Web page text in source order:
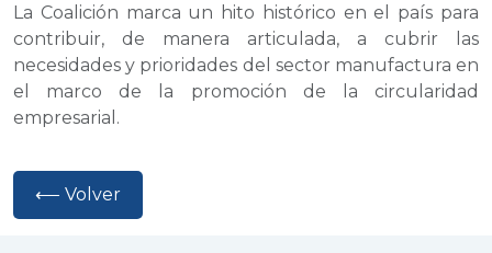
La Coalición marca un hito histórico en el país para
contribuir, de manera articulada, a cubrir las
necesidades y prioridades del sector manufactura en
el marco de la promoción de la circularidad
empresarial.
⟵ Volver